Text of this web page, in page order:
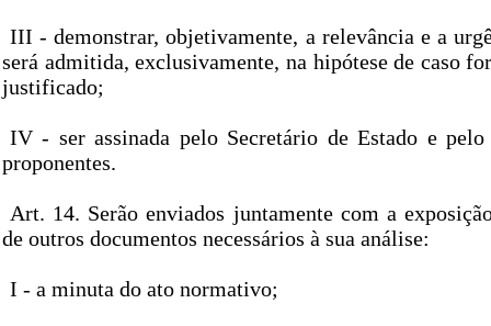
III - demonstrar, objetivamente, a relevância e a
será admitida, exclusivamente, na hipótese de caso
justificado;
IV - ser assinada pelo Secretário de Estado e pelo
proponentes.
Art. 14. Serão enviados juntamente com a
de outros documentos necessários à sua análise:
I - a minuta do ato normativo;